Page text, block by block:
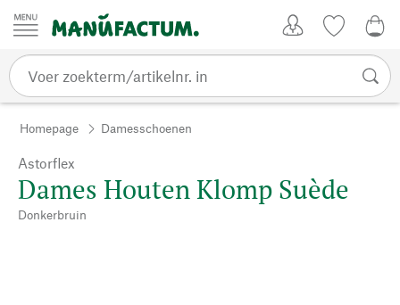
Passer au contenu
Homepage Damesschoenen
Astorflex
Dames Houten Klomp Suède
Donkerbruin